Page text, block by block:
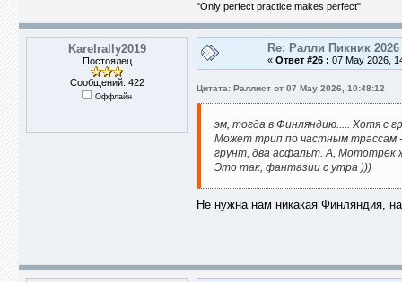
"Only perfect practice makes perfect"
Karelrally2019
Постоялец
Сообщений: 422
Оффлайн
Re: Ралли Пикник 2026
« Ответ #26 : 07 May 2026,
Цитата: Раллист от 07 May 2026, 10:48:12
эм, тогда в Финляндию..... Хотя с
Может трип по частным трассам
грунт, два асфальт. А, Мототрек
Это так, фантазии с утра )))
Не нужна нам никакая Финляндия,